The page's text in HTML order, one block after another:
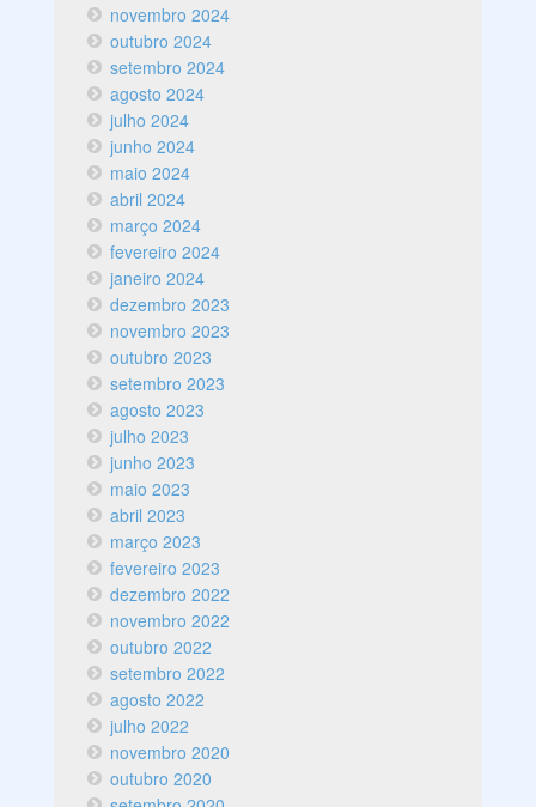
novembro 2024
outubro 2024
setembro 2024
agosto 2024
julho 2024
junho 2024
maio 2024
abril 2024
março 2024
fevereiro 2024
janeiro 2024
dezembro 2023
novembro 2023
outubro 2023
setembro 2023
agosto 2023
julho 2023
junho 2023
maio 2023
abril 2023
março 2023
fevereiro 2023
dezembro 2022
novembro 2022
outubro 2022
setembro 2022
agosto 2022
julho 2022
novembro 2020
outubro 2020